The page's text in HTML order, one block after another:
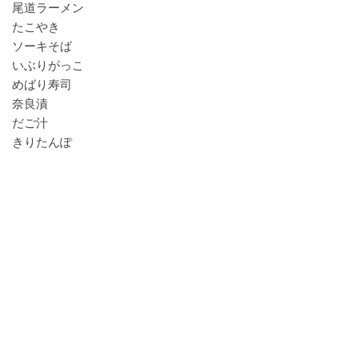
尾道ラーメン
たこやき
ソーキそば
いぶりがっこ
めばり寿司
奈良漬
だご汁
きりたんぽ